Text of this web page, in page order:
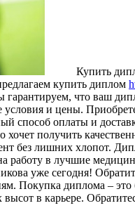
Купить
купить диплом
что ваш
и цены.
способ оплаты и
получить
без лишних
работу в лучшие
уже сегодня!
Покупка диплома –
в карьере.